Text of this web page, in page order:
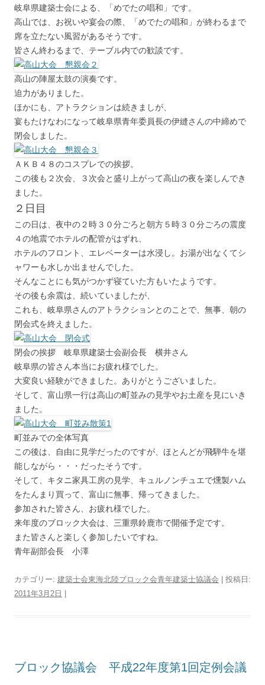
岐阜県建築士会による、「めでたの唱和」です。
高山では、お祝いや宴会の際、「めでたの唱和」が終わるまで
席を立たない風習があるそうです。
皆さん終わるまで、テーブル内での歓談です。
高山の陣屋太鼓の演奏です。
迫力がありました。
ほかにも、アトラクションは続きましが、
宴もたけなわになって岐阜県青年委員長の伊縫さんの中締めで
閉会しました。
ＡＫＢ４８のコスプレでの挨拶。
この後も２次会、３次会と盛り上がって高山の夜を楽しんでき
ました。
２日目
この日は、夜中の２時３０分ごろと朝方５時３０分ごろの震度
４の地震でホテルの配管がはずれ、
ホテルのフロント、エレベーターは水浸し。お湯が出なくてシ
ャワーも水しか出ませんでした。
そんなことにも気がつかず寝ていた方もいたようです。
その後も余震は、続いていましたが、
これも、岐阜県さんのアトラクションとのことで、無事、朝の
閉会式を終えました。
閉会の挨拶 岐阜県建築士会副会長 横井さん
岐阜県の皆さん本当にお疲れ様でした。
大変良い経験ができました。ありがとうございました。
そして、富山県一行は高山の町並みの見学やお土産を見にいき
ました。
町並みでの全体写真
この後は、自由に見学だったのですが、ほとんどが飛騨牛を堪
能しながら・・・だったそうです。
そして、キタニ家具工房の見学、キュルノンチュエで燻製ハム
をたんまり買って、富山に無事、帰ってきました。
参加された皆さん、お疲れ様でした。
来年度のブロック大会は、三重県鈴鹿市で開催予定です。
また皆さんと楽しく参加したいですね。
青年副部会長 小澤
カテゴリー: 建築士会東海北陸ブロック会青年建築士協議会 | 投稿日:
2011年3月2日
ブロック協議会 平成22年度第1回定例会議